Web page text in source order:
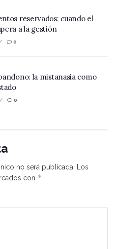
reservados: cuando el
a la gestión
0
la mistanasia como
0
no será publicada. Los
con *